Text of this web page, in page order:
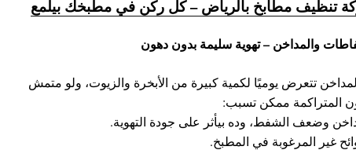
تنظيف مطابخ بالرياض – كل ركن في مطبخك بيلمع
تتعرض يوميًا لكمية كبيرة من الأبخرة والزيوت، ولو متمش
المتراكمة ممكن تسبب:
وضعف الشفط، وده بيأثر على جودة التهوية.
غير المرغوبة في المطبخ.